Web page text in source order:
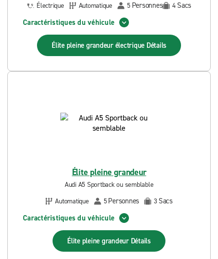
Électrique
Automatique 5 Personnes 4 Sacs
Caractéristiques du véhicule
Élite pleine grandeur électrique Détails
Élite pleine grandeur
Audi A5 Sportback ou semblable
Automatique
5Personnes 3 Sacs
Caractéristiques du véhicule
Élite pleine grandeur Détails